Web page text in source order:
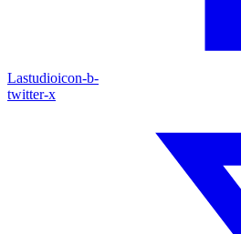
Lastudioicon-b-
twitter-x